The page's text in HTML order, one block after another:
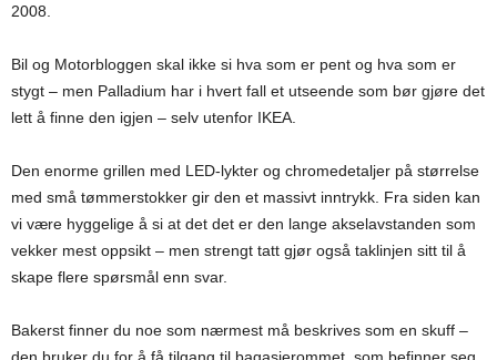
2008.
Bil og Motorbloggen skal ikke si hva som er pent og hva som er
stygt – men Palladium har i hvert fall et utseende som bør gjøre det
lett å finne den igjen – selv utenfor IKEA.
Den enorme grillen med LED-lykter og chromedetaljer på størrelse
med små tømmerstokker gir den et massivt inntrykk. Fra siden kan
vi være hyggelige å si at det det er den lange akselavstanden som
vekker mest oppsikt – men strengt tatt gjør også taklinjen sitt til å
skape flere spørsmål enn svar.
Bakerst finner du noe som nærmest må beskrives som en skuff –
den bruker du for å få tilgang til bagasjerommet, som befinner seg